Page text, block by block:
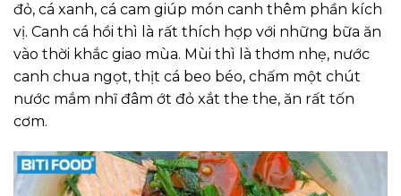
đỏ, cá xanh, cá cam giúp món canh thêm phần kích
vị. Canh cá hồi thì là rất thích hợp với những bữa ăn
vào thời khắc giao mùa. Mùi thì là thơm nhẹ, nước
canh chua ngọt, thịt cá beo béo, chấm một chút
nước mắm nhĩ đâm ớt đỏ xắt the the, ăn rất tốn
cơm.